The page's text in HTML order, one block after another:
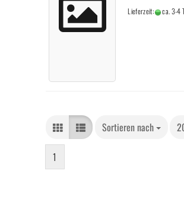
Lieferzeit: ca. 3-4
Sortieren nach
1